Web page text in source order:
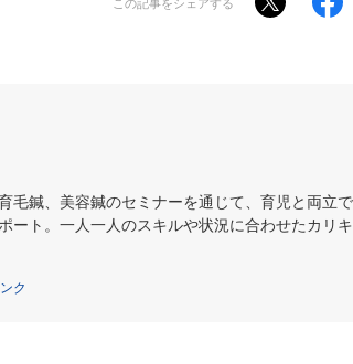
毛鍼、美容鍼のセミナーを通じて、育児と両立
ート。一人一人のスキルや状況に合わせたカリ
ク